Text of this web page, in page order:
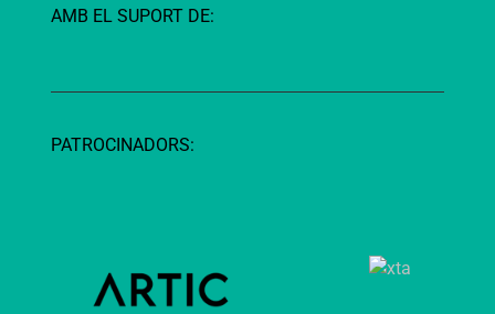
AMB EL SUPORT DE:
PATROCINADORS: